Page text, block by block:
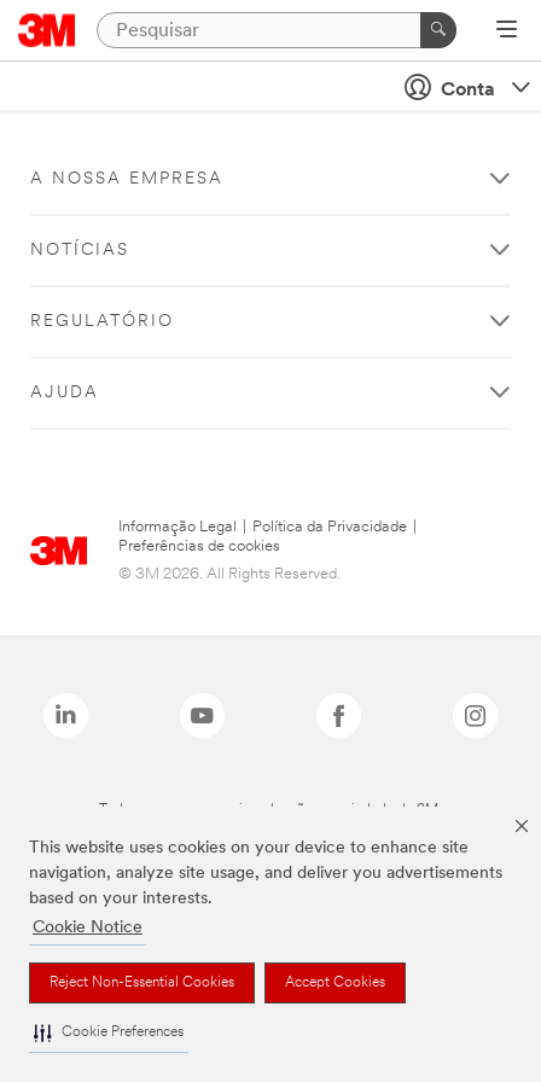
This website uses cookies on your device to enhance site
navigation, analyze site usage, and deliver you advertisements
based on your interests.
Cookie Notice
Reject Non-Essential Cookies Accept Cookies
Cookie Preferences
Conta
A NOSSA EMPRESA
NOTÍCIAS
REGULATÓRIO
AJUDA
Informação Legal Política da Privacidade
Preferências de cookies
© 3M 2026. All Rights Reserved.
Todas as marcas mencionadas são propriedade da 3M.